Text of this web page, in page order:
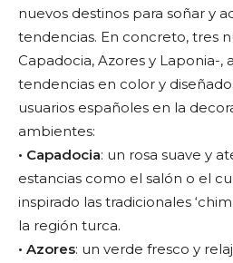
nuevos destinos para soñar y
tendencias. En concreto, tres
Capadocia, Azores y Laponia-,
tendencias en color y
usuarios españoles en la
ambientes:
• Capadocia: un rosa suave y
estancias como el salón o el
inspirado las tradicionales
la región turca.
• Azores: un verde fresco y